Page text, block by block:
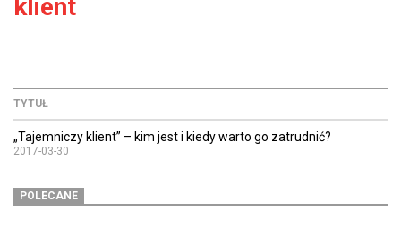
klient
TYTUŁ
„Tajemniczy klient” – kim jest i kiedy warto go zatrudnić?
2017-03-30
POLECANE